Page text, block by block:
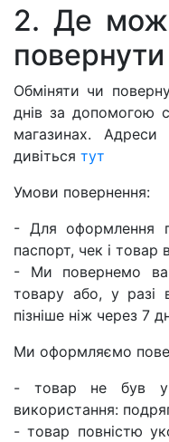
2. Де
Обміняти чи
днів за допомогою
магазинах. Адреси
дивіться тут
Умови повернення:
- Для оформлення
паспорт, чек і товар
- Ми повернемо
товару або, у разі
пізніше ніж через 7
Ми оформляємо
- товар не був у
використання:
- товар повністю